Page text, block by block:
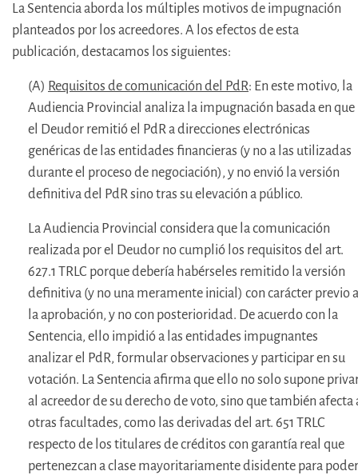
La Sentencia aborda los múltiples motivos de impugnación
planteados por los acreedores. A los efectos de esta
publicación, destacamos los siguientes:
(A) Requisitos de comunicación del PdR: En este motivo, la
Audiencia Provincial analiza la impugnación basada en que
el Deudor remitió el PdR a direcciones electrónicas
genéricas de las entidades financieras (y no a las utilizadas
durante el proceso de negociación), y no envió la versión
definitiva del PdR sino tras su elevación a público.
La Audiencia Provincial considera que la comunicación
realizada por el Deudor no cumplió los requisitos del art.
627.1 TRLC porque debería habérseles remitido la versión
definitiva (y no una meramente inicial) con carácter previo a
la aprobación, y no con posterioridad. De acuerdo con la
Sentencia, ello impidió a las entidades impugnantes
analizar el PdR, formular observaciones y participar en su
votación. La Sentencia afirma que ello no solo supone
al acreedor de su derecho de voto, sino que también afecta
otras facultades, como las derivadas del art. 651 TRLC
respecto de los titulares de créditos con garantía real que
pertenezcan a clase mayoritariamente disidente para poder